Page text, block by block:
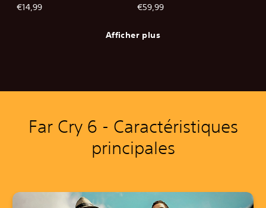
€14,99 €59,99
Afficher plus
Far Cry 6 - Caractéristiques
principales